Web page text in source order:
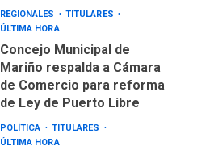
REGIONALES
TITULARES
ÚLTIMA HORA
Concejo Municipal de
Mariño respalda a Cámara
de Comercio para reforma
de Ley de Puerto Libre
POLÍTICA
TITULARES
ÚLTIMA HORA